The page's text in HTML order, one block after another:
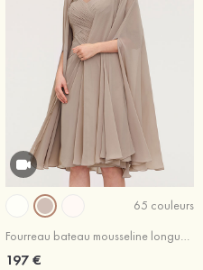
65 couleurs
197 €